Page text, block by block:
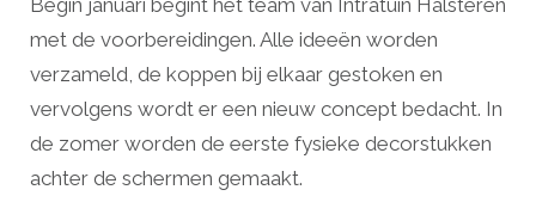
Begin januari begint het team van Intratuin Halsteren
met de voorbereidingen. Alle ideeën worden
verzameld, de koppen bij elkaar gestoken en
vervolgens wordt er een nieuw concept bedacht. In
de zomer worden de eerste fysieke decorstukken
achter de schermen gemaakt.